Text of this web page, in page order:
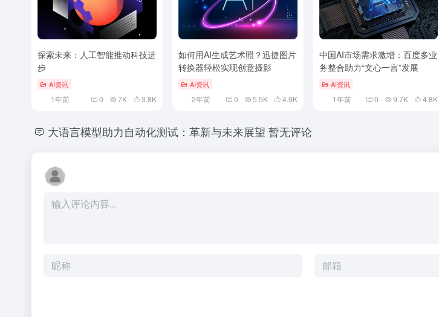
探索未来：人工智能推动科技进
步
AI资讯
1年前 0 7K 3.8K
如何用AI生成艺术照？迅捷图片
转换器轻松实现创意摄影
AI资讯
2年前 0 5.5K 4.9K
中国AI市场需求激增：百度多业
务整合助力“文心一言”发展
AI资讯
1年前 0 9.7K 4.8K
大语言模型助力自动化测试：革新与未来展望 暂无评论